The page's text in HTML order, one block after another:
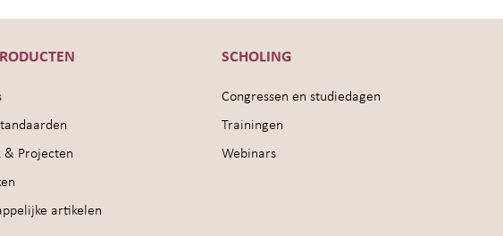
& Projecten
artikelen
SCHOLING
Congressen en studiedagen
Trainingen
Webinars